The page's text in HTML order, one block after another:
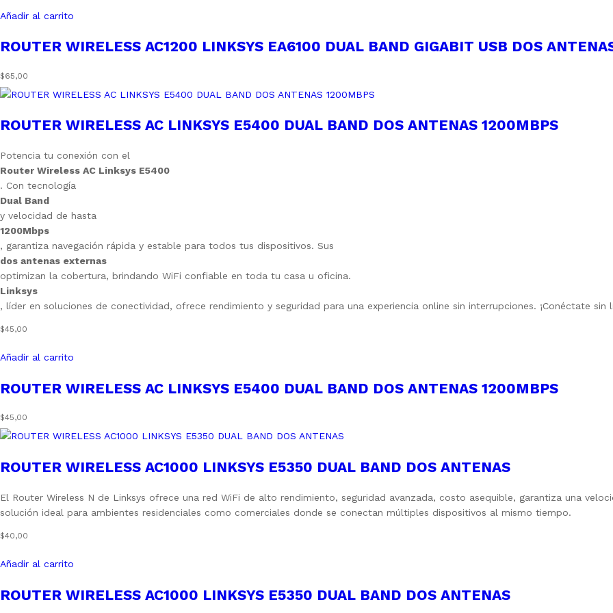
Añadir al carrito
ROUTER WIRELESS AC1200 LINKSYS EA6100 DUAL BAND GIGABIT USB DOS
$65,00
ROUTER WIRELESS AC LINKSYS E5400 DUAL BAND DOS ANTENAS 1200MBPS
Potencia tu conexión con el
Router Wireless AC Linksys E5400
. Con tecnología
Dual Band
y velocidad de hasta
1200Mbps
, garantiza navegación rápida y estable para todos tus dispositivos. Sus
dos antenas externas
optimizan la cobertura, brindando WiFi confiable en toda tu casa u oficina.
Linksys
, líder en soluciones de conectividad, ofrece rendimiento y seguridad para una experiencia online sin interrupciones. ¡Conéctate sin
$45,00
Añadir al carrito
ROUTER WIRELESS AC LINKSYS E5400 DUAL BAND DOS ANTENAS 1200MBPS
$45,00
ROUTER WIRELESS AC1000 LINKSYS E5350 DUAL BAND DOS ANTENAS
El Router Wireless N de Linksys ofrece una red WiFi de alto rendimiento, seguridad avanzada, costo asequible, garantiza una
solución ideal para ambientes residenciales como comerciales donde se conectan múltiples dispositivos al mismo tiempo.
$40,00
Añadir al carrito
ROUTER WIRELESS AC1000 LINKSYS E5350 DUAL BAND DOS ANTENAS